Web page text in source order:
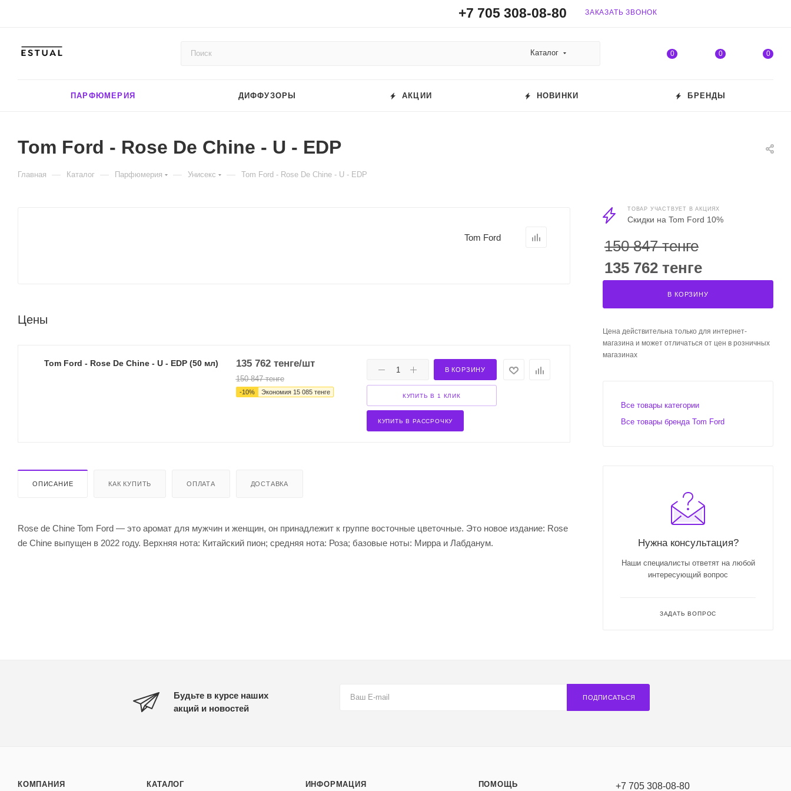
+7 705 308-08-80 ЗАКАЗАТЬ ЗВОНОК
Каталог 0 0 0
ПАРФЮМЕРИЯ ДИФФУЗОРЫ АКЦИИ НОВИНКИ БРЕНДЫ
Tom Ford - Rose De Chine - U - EDP
Главная — Каталог — Парфюмерия — Унисекс — Tom Ford - Rose De Chine - U - EDP
Tom Ford
Цены
Tom Ford - Rose De Chine - U - EDP (50 мл) 135 762тенге/шт
150 847тенге
-10% Экономия 15 085тенге
В КОРЗИНУ
КУПИТЬ В 1 КЛИК
КУПИТЬ В РАССРОЧКУ
ОПИСАНИЕ КАК КУПИТЬ ОПЛАТА ДОСТАВКА
Rose de Chine Tom Ford — это аромат для мужчин и женщин, он принадлежит к группе восточные цветочные. Это новое издание: Rose
de Chine выпущен в 2022 году. Верхняя нота: Китайский пион; средняя нота: Роза; базовые ноты: Мирра и Лабданум.
ТОВАР УЧАСТВУЕТ В АКЦИЯХ
Скидки на Tom Ford 10%
150 847 тенге
135 762 тенге
В КОРЗИНУ
Цена действительна только для интернет-
магазина и может отличаться от цен в розничных
магазинах
Все товары категории
Все товары бренда Tom Ford
Нужна консультация?
Наши специалисты ответят на любой
интересующий вопрос
ЗАДАТЬ ВОПРОС
Будьте в курсе наших
акций и новостей
ПОДПИСАТЬСЯ
КОМПАНИЯ КАТАЛОГ ИНФОРМАЦИЯ ПОМОЩЬ +7 705 308-08-80